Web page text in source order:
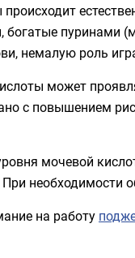
пуринами
немалую роль
может
с повышением
мочевой
необходимости
на работу